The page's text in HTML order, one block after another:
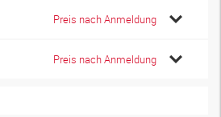
Preis nach Anmeldung
Preis nach Anmeldung